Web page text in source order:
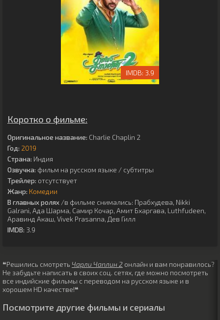
3.9
Коротко о фильме:
Оригинальное название: Charlie Chaplin 2
Год: 2019
Страна: Индия
Озвучка: фильм на русском языке / субтитры
Трейлер: отсутствует
Жанр: Комедии
В главных ролях /в фильме снимались: Прабхудева, Nikki
Galrani, Ада Шарма, Самир Кочар, Амит Бхаргава, Luthfudeen,
Аравинд Акаш, Vivek Prasanna, Дев Гилл
IMDB: 3.9
❝Решились смотреть Чарли Чаплин 2 онлайн и вам понравилось?
Не забудьте написать в своих соц. сетях, где можно посмотреть
все индийские фильмы с переводом на русском языке и в
хорошем HD качестве!❝
Посмотрите другие фильмы и сериалы